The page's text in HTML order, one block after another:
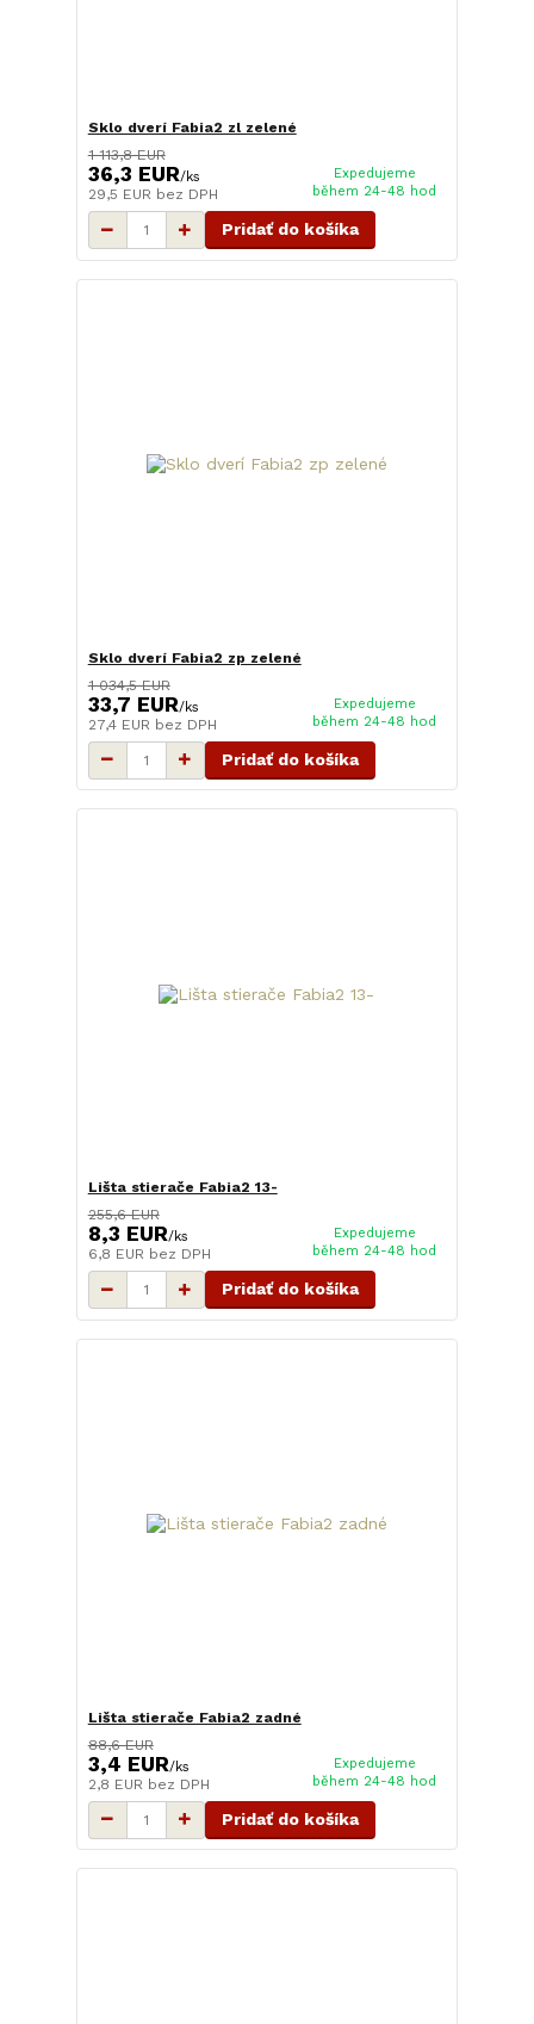
Sklo dverí Fabia2 zl zelené
1 113,8 EUR
36,3 EUR/ks
29,5 EUR bez DPH
Expedujeme
během 24-48 hod
Pridať do košíka
Sklo dverí Fabia2 zp zelené
1 034,5 EUR
33,7 EUR/ks
27,4 EUR bez DPH
Expedujeme
během 24-48 hod
Pridať do košíka
Lišta stierače Fabia2 13-
255,6 EUR
8,3 EUR/ks
6,8 EUR bez DPH
Expedujeme
během 24-48 hod
Pridať do košíka
Lišta stierače Fabia2 zadné
88,6 EUR
3,4 EUR/ks
2,8 EUR bez DPH
Expedujeme
během 24-48 hod
Pridať do košíka